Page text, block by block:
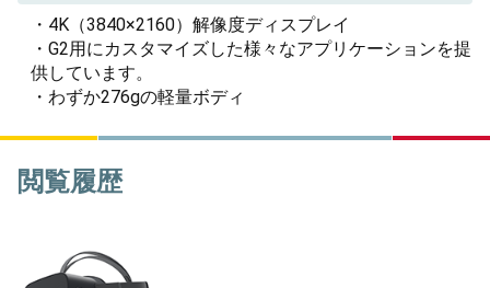
・4K（3840×2160）解像度ディスプレイ
・G2用にカスタマイズした様々なアプリケーションを提
供しています。
・わずか276gの軽量ボディ
閲覧履歴